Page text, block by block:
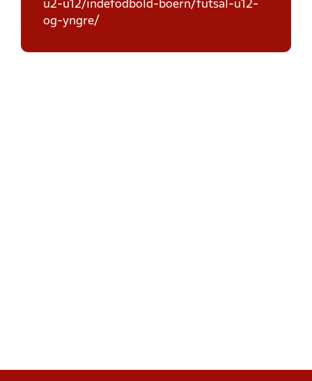
u2-u12/indefodbold-boern/futsal-u12-
og-yngre/